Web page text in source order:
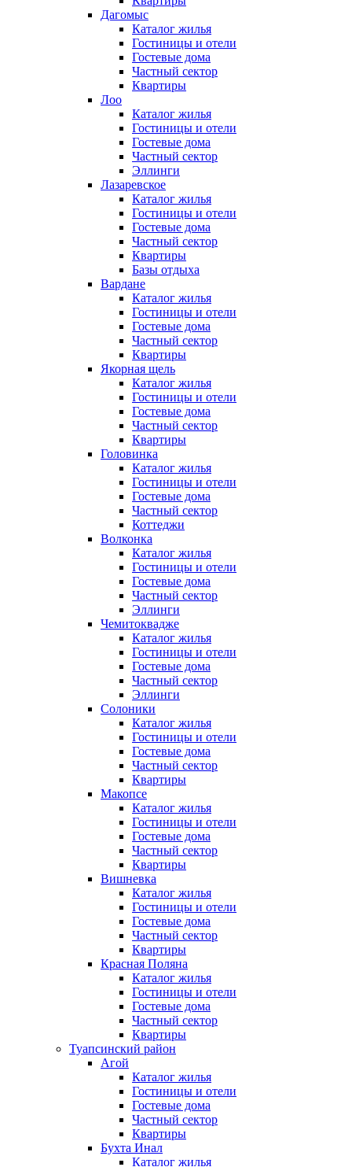
Дагомыс
Каталог жилья
Гостиницы и отели
Гостевые дома
Частный сектор
Квартиры
Лоо
Каталог жилья
Гостиницы и отели
Гостевые дома
Частный сектор
Эллинги
Лазаревское
Каталог жилья
Гостиницы и отели
Гостевые дома
Частный сектор
Квартиры
Базы отдыха
Вардане
Каталог жилья
Гостиницы и отели
Гостевые дома
Частный сектор
Квартиры
Якорная щель
Каталог жилья
Гостиницы и отели
Гостевые дома
Частный сектор
Квартиры
Головинка
Каталог жилья
Гостиницы и отели
Гостевые дома
Частный сектор
Коттеджи
Волконка
Каталог жилья
Гостиницы и отели
Гостевые дома
Частный сектор
Эллинги
Чемитоквадже
Каталог жилья
Гостиницы и отели
Гостевые дома
Частный сектор
Эллинги
Солоники
Каталог жилья
Гостиницы и отели
Гостевые дома
Частный сектор
Квартиры
Макопсе
Каталог жилья
Гостиницы и отели
Гостевые дома
Частный сектор
Квартиры
Вишневка
Каталог жилья
Гостиницы и отели
Гостевые дома
Частный сектор
Квартиры
Красная Поляна
Каталог жилья
Гостиницы и отели
Гостевые дома
Частный сектор
Квартиры
Туапсинский район
Агой
Каталог жилья
Гостиницы и отели
Гостевые дома
Частный сектор
Квартиры
Бухта Инал
Каталог жилья